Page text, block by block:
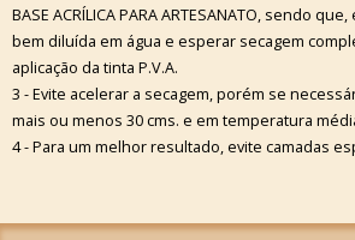
BASE ACRÍLICA PARA ARTESANATO, sendo
bem diluída em água e esperar secagem
aplicação da tinta P.V.A.
3 - Evite acelerar a secagem, porém se
mais ou menos 30 cms. e em temperatura
4 - Para um melhor resultado, evite camadas